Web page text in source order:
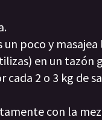
poco y
en un tazón
2 o 3 kg de
con la